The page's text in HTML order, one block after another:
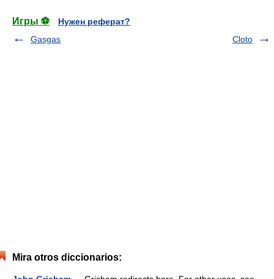
Игры ⚽
Нужен реферат?
Gasgas
Cloto
Mira otros diccionarios: